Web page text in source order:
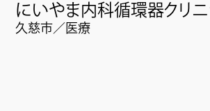
にいやま内科循環器クリニ
久慈市／医療